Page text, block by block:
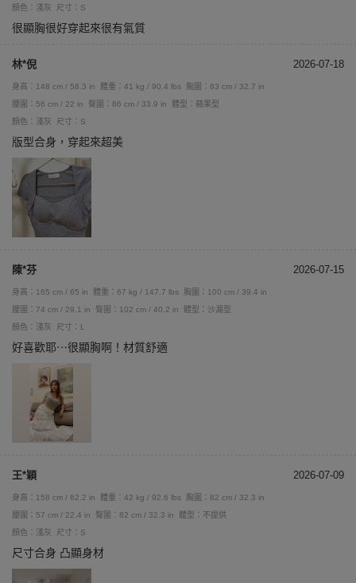
顏色：淺灰
尺寸：S
很顯胸很好穿起來很有氣質
林*倪 2026-07-18
身高：148 cm / 58.3 in 體重：41 kg / 90.4 lbs
胸圍：83 cm / 32.7 in
腰圍：56 cm / 22 in
臀圍：86 cm / 33.9 in
體型：蘋果型
顏色：淺灰
尺寸：S
版型合身，穿起來超美
陳*芬 2026-07-15
身高：165 cm / 65 in 體重：67 kg / 147.7 lbs
胸圍：100 cm / 39.4 in
腰圍：74 cm / 29.1 in
臀圍：102 cm / 40.2 in
體型：沙漏型
顏色：淺灰
尺寸：L
好喜歡耶⋯很顯胸啊！材質舒適
王*穎 2026-07-09
身高：158 cm / 62.2 in 體重：42 kg / 92.6 lbs
胸圍：82 cm / 32.3 in
腰圍：57 cm / 22.4 in
臀圍：82 cm / 32.3 in
體型：不提供
顏色：淺灰
尺寸：S
尺寸合身 凸顯身材